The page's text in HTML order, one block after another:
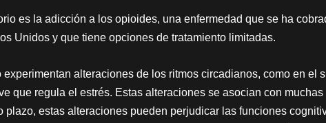
es la adicción a los opioides, una enfermedad que se ha
Unidos y que tiene opciones de tratamiento limitadas.
alteraciones de los ritmos circadianos, como en el
que regula el estrés. Estas alteraciones se asocian con muchas
estas alteraciones pueden perjudicar las funciones